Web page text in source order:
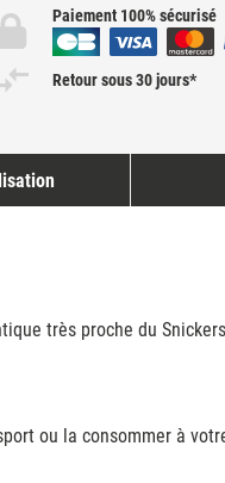
Paiement 100% sécurisé
Retour sous 30 jours*
très proche du
ou la consommer à